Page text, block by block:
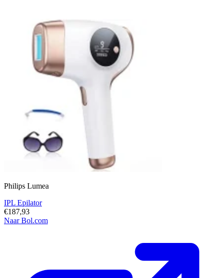
Philips Lumea
IPL Epilator
€187,93
Naar Bol.com